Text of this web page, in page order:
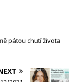
pátou chutí života